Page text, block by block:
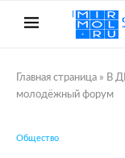
Главная страница » В
молодёжный форум
Общество